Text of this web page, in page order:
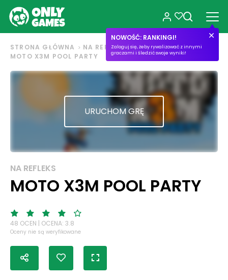
NOWOŚĆ: RANKINGI!
Zaloguj się, żeby rywalizować z innymi
graczami i śledzić swoje wyniki!
STRONA GŁÓWNA
NA REFLEKS
MOTO X3M POOL PARTY
URUCHOM GRĘ
NA REFLEKS
MOTO X3M POOL PARTY
48 OCEN | OCENA: 3.8
Oceny nie są weryfikowane